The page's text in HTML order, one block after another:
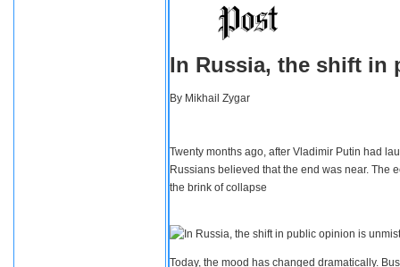
In Russia, the shift in
By Mikhail Zygar
Twenty months ago, after Vladimir Putin had
Russians believed that the end was near. The
the brink of collapse
Today, the mood has changed dramatically.